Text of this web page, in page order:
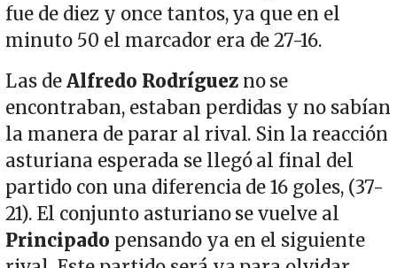
fue de diez y once tantos, ya que en el
minuto 50 el marcador era de 27-16.
Las deAlfredo Rodríguez no se
encontraban, estaban perdidas y no sabían
la manera de parar al rival. Sin la reacción
asturiana esperada se llegó al final del
partido con una diferencia de 16 goles, (37-
21). El conjunto asturiano se vuelve al
Principado pensando ya en el siguiente